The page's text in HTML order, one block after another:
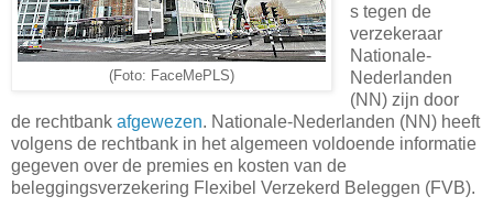
(Foto: FaceMePLS)
s tegen de
verzekeraar
Nationale-
Nederlanden
(NN) zijn door
de rechtbank afgewezen. Nationale-Nederlanden (NN) heeft
volgens de rechtbank in het algemeen voldoende informatie
gegeven over de premies en kosten van de
beleggingsverzekering Flexibel Verzekerd Beleggen (FVB).